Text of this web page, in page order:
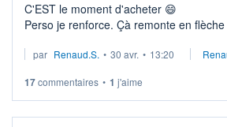
C'EST le moment d'acheter 😄​
Perso je renforce. Çà remonte en
Investissement long terme tip top pour
par Renaud.S. • 30 avr. • 13:20
17commentaires • 1 j'aime